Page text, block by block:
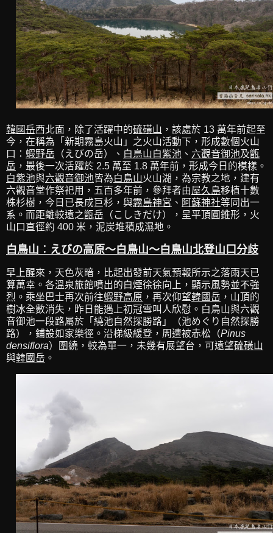
韓國岳西北面，除了活躍中的硫磺山 ，該處於 13 萬年前起至
今，在稱為「新期霧島火山」之火山活動下，形成數個火山
口： 蝦野岳 （えびの岳）、 白鳥山白紫池 、 六觀音御池及甑
岳 ，最後一次活躍於 2.5 萬至 1.8 萬年前，形成今日的模樣。
白紫池與六觀音御池皆為白鳥山火山湖，為宗教之地，建有
六觀音堂作祭祀用，五百多年前，參拜者由屋久島移植十數
株杉樹，今日已長成巨杉，與霧島神宮 、 阿蘇神社等同出一
系。而距離較遠之甑岳 （こしきだけ），呈平頂圓錐形，火
山口直徑約 400 米，泥炭堆積成濕地。
白鳥山︰えびの高原～白鳥山～白鳥山北登山口分歧
早上醒來，天色灰暗，比起出發前天氣預報所示之落雨天已
算萬幸。各溫泉旅館噴出的白煙徐徐向上，顯示風勢並不強
烈。乘坐巴士再次前往蝦野高原 ，再次仰望韓國岳 ，山頂的
樹冰全數消失，昨日能遇上初冠雪叫人欣慰。白鳥山與六觀
音御池一段路屬於「繞池自然探勝路」（池めぐり自然探勝
路），鋪設如家樂徑。沿梯級緩登，周遭被赤松（Pinus
densiflora）圍繞，較為單一，未幾有展望台，可遠望硫磺山
與韓國岳 。